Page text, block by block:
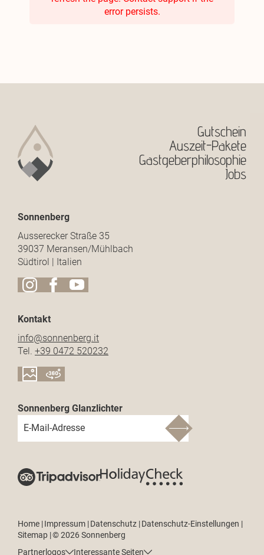
error persists.
Gutschein
Auszeit-Pakete
Gastgeberphilosophie
Jobs
Sonnenberg
Ausserecker Straße 35
39037 Meransen/Mühlbach
Südtirol | Italien
Kontakt
info@sonnenberg.it
Tel. +39 0472 520232
Sonnenberg Glanzlichter
E-Mail-Adresse
Home |Impressum |Datenschutz |Datenschutz-Einstellungen |
Sitemap |© 2026 Sonnenberg
Partnerlogos
Interessante Seiten